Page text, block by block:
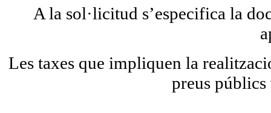
A la sol·licitud s’especifica la
Les taxes que impliquen la
preus